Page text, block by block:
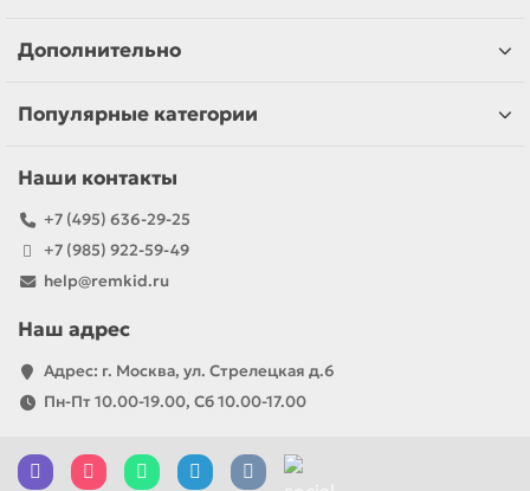
Дополнительно
Популярные категории
Наши контакты
+7 (495) 636-29-25
+7 (985) 922-59-49
help@remkid.ru
Наш адрес
Адрес: г. Москва, ул. Стрелецкая д.6
Пн-Пт 10.00-19.00, Сб 10.00-17.00